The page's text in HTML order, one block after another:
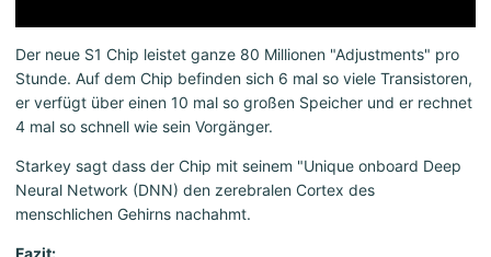
Der neue S1 Chip leistet ganze 80 Millionen "Adjustments" pro
Stunde. Auf dem Chip befinden sich 6 mal so viele Transistoren,
er verfügt über einen 10 mal so großen Speicher und er rechnet
4 mal so schnell wie sein Vorgänger.
Starkey sagt dass der Chip mit seinem "Unique onboard Deep
Neural Network (DNN) den zerebralen Cortex des
menschlichen Gehirns nachahmt.